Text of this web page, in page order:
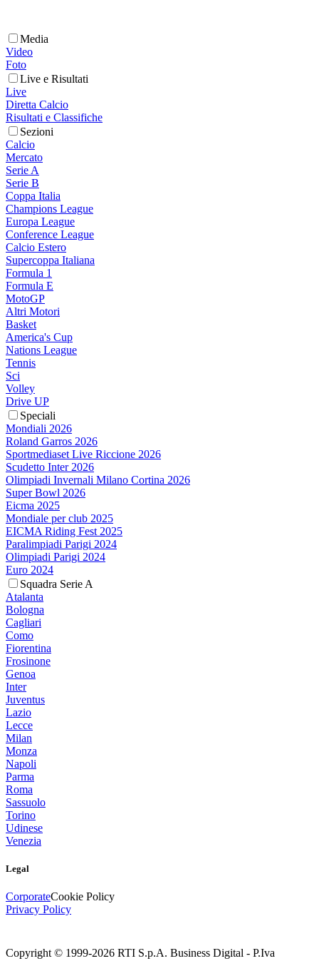
Media
Video
Foto
Live e Risultati
Live
Diretta Calcio
Risultati e Classifiche
Sezioni
Calcio
Mercato
Serie A
Serie B
Coppa Italia
Champions League
Europa League
Conference League
Calcio Estero
Supercoppa Italiana
Formula 1
Formula E
MotoGP
Altri Motori
Basket
America's Cup
Nations League
Tennis
Sci
Volley
Drive UP
Speciali
Mondiali 2026
Roland Garros 2026
Sportmediaset Live Riccione 2026
Scudetto Inter 2026
Olimpiadi Invernali Milano Cortina 2026
Super Bowl 2026
Eicma 2025
Mondiale per club 2025
EICMA Riding Fest 2025
Paralimpiadi Parigi 2024
Olimpiadi Parigi 2024
Euro 2024
Squadra Serie A
Atalanta
Bologna
Cagliari
Como
Fiorentina
Frosinone
Genoa
Inter
Juventus
Lazio
Lecce
Milan
Monza
Napoli
Parma
Roma
Sassuolo
Torino
Udinese
Venezia
Legal
CorporateCookie Policy
Privacy Policy
Copyright © 1999-2026 RTI S.p.A. Business Digital - P.Iva